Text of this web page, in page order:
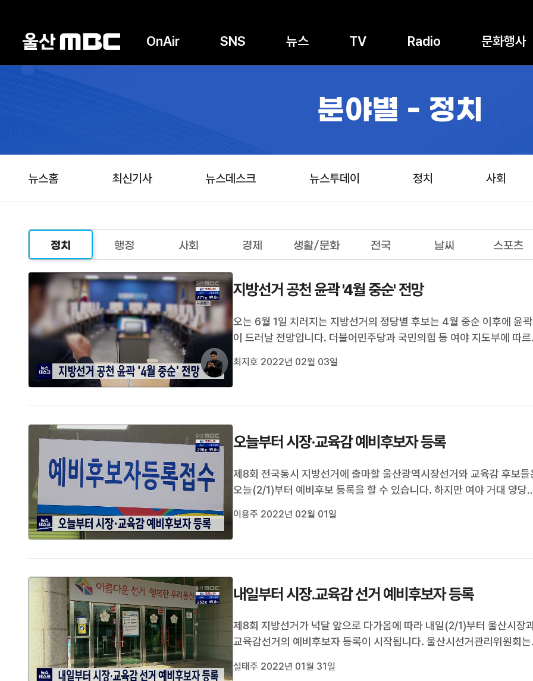
OnAir SNS 뉴스 TV Radio 문화행사
분야별 - 정치
뉴스홈 최신기사 뉴스데스크 뉴스투데이 정치 사회
정치 행정 사회 경제 생활/문화 전국 날씨 스포츠
지방선거 공천 윤곽 '4월 중순' 전망
오는 6월 1일 치러지는 지방선거의 정당별 후보는 4월 중순 이후에 윤곽
이 드러날 전망입니다. 더불어민주당과 국민의힘 등 여야 지도부에 따르
째주에 걸쳐 여론조사 경선을 실시한 뒤 4월 20일쯤 공천 결과를 발표할
최지호 2022년 02월 03일
오늘부터 시장·교육감 예비후보자 등록
제8회 전국동시 지방선거에 출마할 울산광역시장선거와 교육감 후보들
오늘(2/1)부터 예비후보 등록을 할 수 있습니다. 하지만 여야 거대 양당
내린 상황인 만큼 출마자들의 예비후보 등록 사례는 드물 것으로 예상됩
이용주 2022년 02월 01일
내일부터 시장.교육감 선거 예비후보자 등록
제8회 지방선거가 넉달 앞으로 다가옴에 따라 내일(2/1)부터 울산시장
교육감선거의 예비후보자 등록이 시작됩니다. 울산시선거관리위원회는
시지 전송 등이 가능하다며 설 연휴기간 창구를 마련해 예비후보자 접수
설태주 2022년 01월 31일